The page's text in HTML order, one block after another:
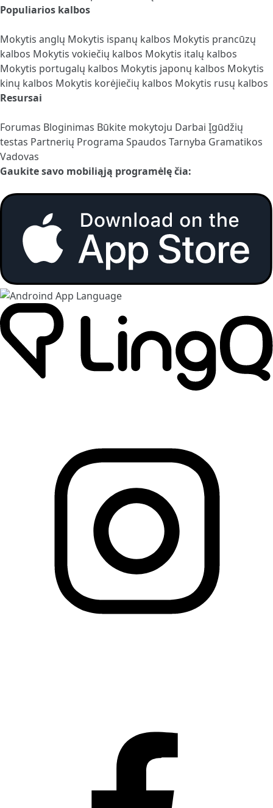
Populiarios kalbos
Mokytis anglų Mokytis ispanų kalbos Mokytis prancūzų
kalbos Mokytis vokiečių kalbos Mokytis italų kalbos
Mokytis portugalų kalbos Mokytis japonų kalbos Mokytis
kinų kalbos Mokytis korėjiečių kalbos Mokytis rusų kalbos
Resursai
Forumas Bloginimas Būkite mokytoju Darbai Įgūdžių
testas Partnerių Programa Spaudos Tarnyba Gramatikos
Vadovas
Gaukite savo mobiliąją programėlę čia: